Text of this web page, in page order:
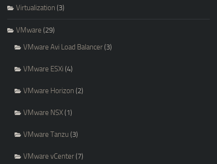
Virtualization (3)
VMware (29)
VMware Avi Load Balancer(3)
VMware ESXi (4)
VMware Horizon (2)
VMware NSX(1)
VMware Tanzu (3)
VMware vCenter(7)